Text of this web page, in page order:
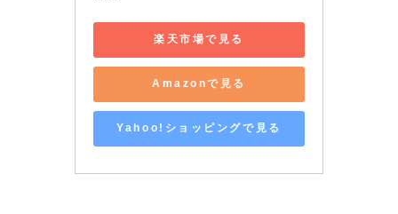
楽天市場で見る
Amazonで見る
Yahoo!ショッピングで見る